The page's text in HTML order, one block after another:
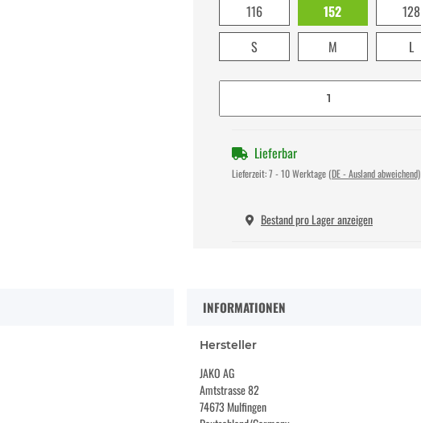
116
152 128
S
M L
Lieferbar
Lieferzeit:7 - 10 Werktage (DE - Ausland abweichend)
Bestand pro Lager anzeigen
INFORMATIONEN
Hersteller
JAKO AG
Amtstrasse 82
74673 Mulfingen